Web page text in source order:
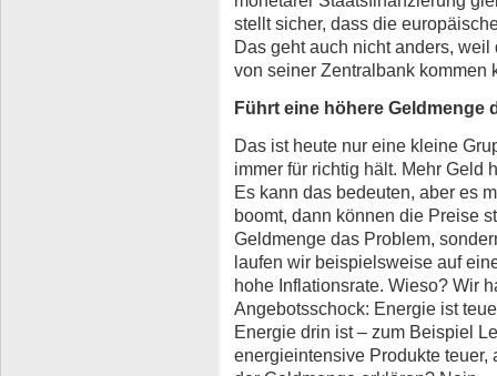
stellt sicher, dass die
Das geht auch nicht anders,
von seiner Zentralbank kommen
Führt eine höhere Geldmenge
Das ist heute nur eine kleine
immer für richtig hält. Mehr Geld
Es kann das bedeuten, aber es
boomt, dann können die Preise
Geldmenge das Problem,
laufen wir beispielsweise auf
hohe Inflationsrate. Wieso? Wir
Angebotsschock: Energie ist
Energie drin ist – zum Beispiel
energieintensive Produkte teuer,